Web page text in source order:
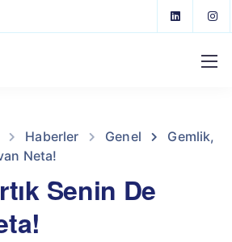
Haberler Genel
Gemlik,
Neta!
Senin De